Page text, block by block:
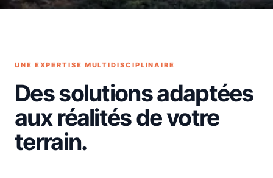
UNE EXPERTISE MULTIDISCIPLINAIRE
Des solutions adaptées
aux réalités de votre
terrain.